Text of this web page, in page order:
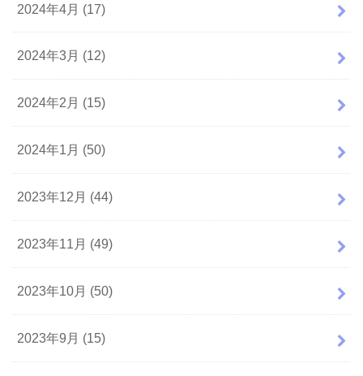
2024年4月 (17)
2024年3月 (12)
2024年2月 (15)
2024年1月 (50)
2023年12月 (44)
2023年11月 (49)
2023年10月 (50)
2023年9月 (15)